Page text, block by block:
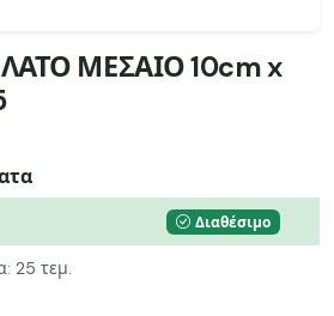
ΜΕΣΑΙΟ 10cm x
Διαθέσιμο
25 τεμ.